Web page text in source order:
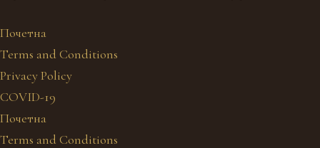
Почетна
Terms and Conditions
Privacy Policy
COVID-19
Почетна
Terms and Conditions